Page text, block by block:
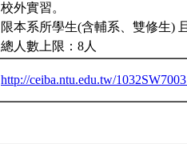
校外實習。
限本系所學生(含輔系、雙修生)
總人數上限：8人
http://ceiba.ntu.edu.tw/